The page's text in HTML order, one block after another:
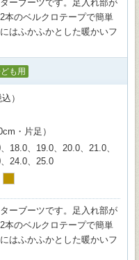
ーブーツです。足入れ部が
本のベルクロテープで簡単
はふかふかとした暖かいフ
も用
）
・片足）
18.0、19.0、20.0、21.0、
24.0、25.0
ーブーツです。足入れ部が
本のベルクロテープで簡単
はふかふかとした暖かいフ